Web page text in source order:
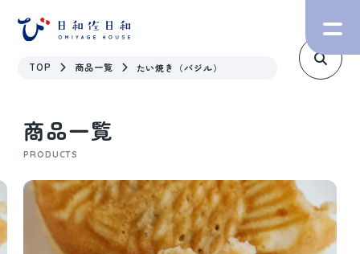
TOP 商品一覧 たい焼き（バジル）
商品一覧
PRODUCTS